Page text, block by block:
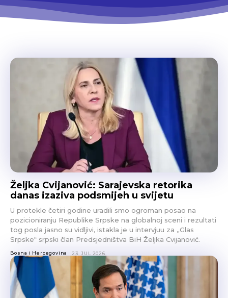
Željka Cvijanović: Sarajevska retorika
danas izaziva podsmijeh u svijetu
U protekle četiri godine uradili smo ogroman posao na
pozicioniranju Republike Srpske na globalnoj sceni i rezultati
tog posla jasno su vidljivi, istakla je u intervjuu za „Glas
Srpske“ srpski član Predsjedništva BiH Željka Cvijanović.
Bosna i Hercegovina 23. JUL 2026.